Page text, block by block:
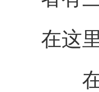
在这
在